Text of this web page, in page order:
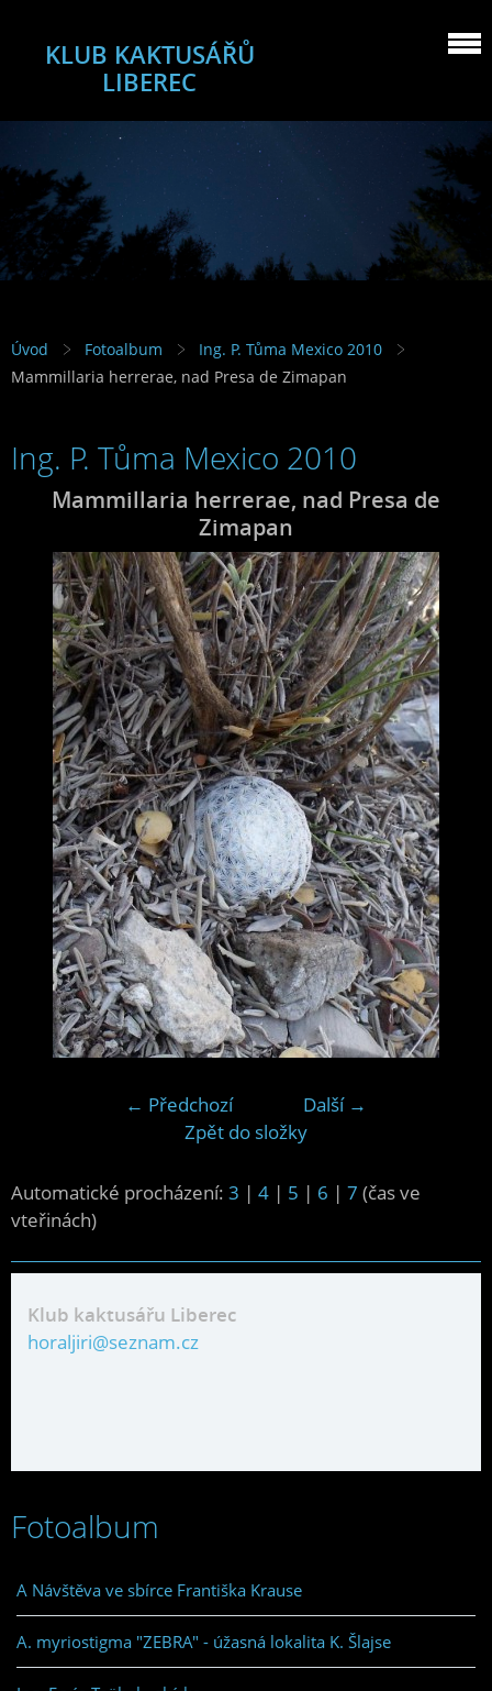
KLUB KAKTUSÁŘŮ
LIBEREC
Úvod Fotoalbum
Ing. P. Tůma Mexico 2010
Mammillaria herrerae, nad Presa de Zimapan
Ing. P. Tůma Mexico 2010
Mammillaria herrerae, nad Presa de
Zimapan
← Předchozí
Další →
Zpět do složky
Automatické procházení: 3 | 4 | 5 | 6 | 7 (čas ve
vteřinách)
Klub kaktusářu Liberec
horaljiri@seznam.cz
Fotoalbum
A Návštěva ve sbírce Františka Krause
A. myriostigma "ZEBRA" - úžasná lokalita K. Šlajse